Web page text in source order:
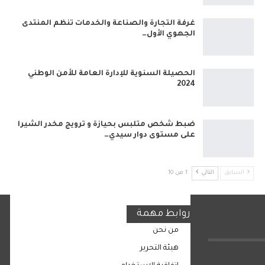
غرفة التجارة والصناعة والخدمات تنظم المنتدى
الجهوي الأول…
الحصيلة السنوية للإدارة العامة للأمن الوطني
2024
ضبط شخص متلبس بحيازة و ترويج مخدر الشيرا
على مستوى دوار سيدي…
السابق التالي 1 من 10
روابط مهمة
من نحن
هيئة التحرير